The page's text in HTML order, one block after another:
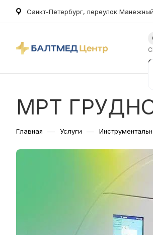
Санкт-Петербург, переулок
МРТ
Главная — Услуги —